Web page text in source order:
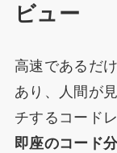
ビュー
高速であるだ
あり、人間が
チするコード
即座のコード